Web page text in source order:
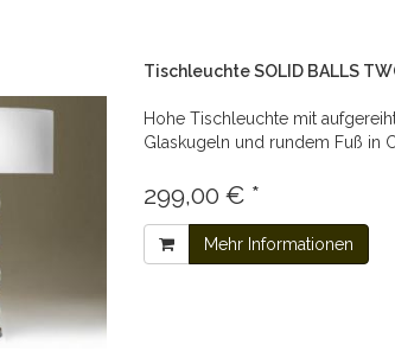
Tischleuchte SOLID BALLS
Hohe Tischleuchte mit
Glaskugeln und rundem Fuß in
299,00 € *
Mehr Informationen